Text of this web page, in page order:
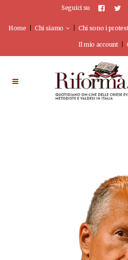
Seguici su
Home Chi siamo Chi sono i
Il mio account